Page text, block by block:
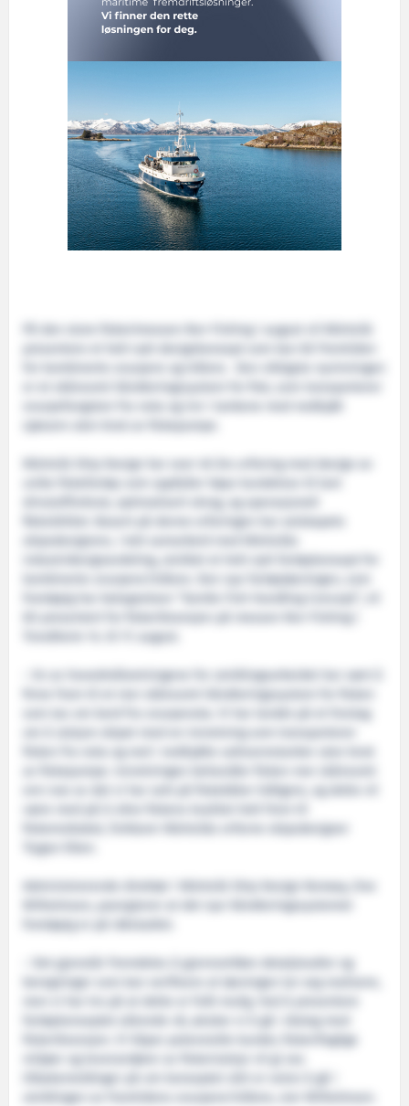
På den store fiskerimessen Nor-Fishing i august vil Wärtsilä
presentere et helt nytt designkonsept som kan bli fremtiden
for kombinerte snurpere og trålere. Den viktigste nyvinningen
er et skånsomt håndteringssystem for fisk, som transporterer
snurpefangsten fra nota og inn i tankene med nedkjølt
sjøvann uten bruk av fiskepumpe.
Wärtsilä Ship Design har over 40 års erfaring med design av
unike fiskefartøy som oppfyller høye kundekrav til lavt
drivstofforbruk, optimalisert skrog, og operasjonell
fleksibilitet. Basert på denne erfaringen har selskapets
skipsdesignere, i tett samarbeid med Wärtsiläs
industridesignavdeling, utviklet et helt nytt fartøykonsept for
kombinerte snurpere/trålere. Den nye fartøyløsningen, som
foreløpig har betegnelsen ”Gentle Fish Handling Concept”, vil
Trondheim 14. til 17. august.
– En av hovedmålsetningene for utviklingsarbeidet har vært å
finne fram til et mer skånsomt håndteringssystem for fisken
som tas om bord fra snurpenota. Vi har landet på et forslag
om å utstyre skipet med en innretning som transporterer
av fiskepumpe. Innretningen behandler fisken mer skånsomt
enn noe av det vi har sett på fiskebåter tidligere, og dette vil
fiskemottaket, forklarer Wärtsiläs erfarne skipsdesigner
Trygve Eiken.
Administrerende direktør i Wärtsilä Ship Design Norway, Ove
Wilhelmsen, poengterer at det nye håndteringssystemet
foreløpig er på idéstadiet.
– Det gjenstår fremdeles å gjennomføre detaljstudier og
beregninger som kan verifisere at løsningen lar seg realisere,
fartøykonseptet allerede nå, ønsker vi å gå i dialog med
fiskeribransjen. Vi håper potensielle kunder, fiskerifaglige
miljøer og leverandører av fiskeriutstyr vil gi oss
tilbakemeldinger på om konseptet vårt er veien å gå i
utviklingen av framtidens snurpere/trålere, sier Wilhelmsen.